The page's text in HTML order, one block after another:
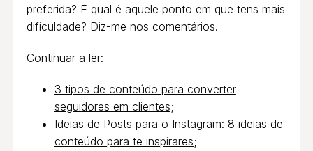
preferida? E qual é aquele ponto em que tens mais
dificuldade? Diz-me nos comentários.
Continuar a ler:
3 tipos de conteúdo para converter
seguidores em clientes;
Ideias de Posts para o Instagram: 8 ideias de
conteúdo para te inspirares;